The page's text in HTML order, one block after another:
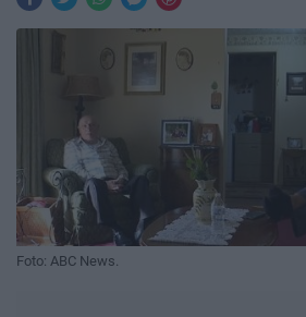
Foto: ABC News.